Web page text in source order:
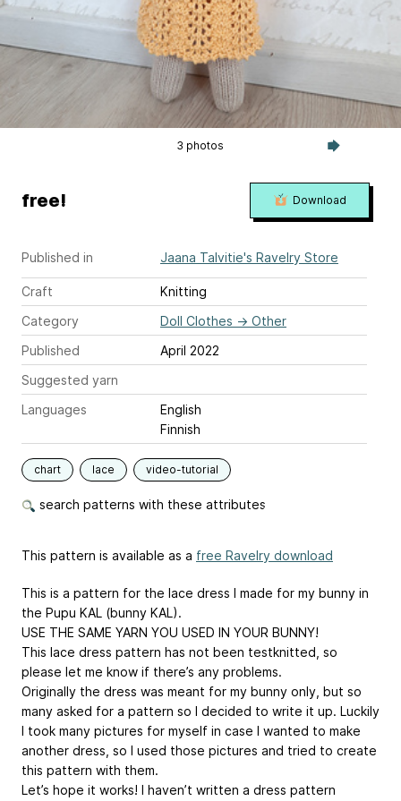
3 photos
Published in Jaana Talvitie's Ravelry Store
Craft
Knitting
Category
Doll Clothes → Other
Published
April 2022
Suggested yarn
Languages
English
Finnish
chart lace video-tutorial
search patterns with these attributes
free! Download
This pattern is available as a free Ravelry download
This is a pattern for the lace dress I made for my bunny in
the Pupu KAL (bunny KAL).
USE THE SAME YARN YOU USED IN YOUR BUNNY!
This lace dress pattern has not been testknitted, so
please let me know if there’s any problems.
Originally the dress was meant for my bunny only, but so
many asked for a pattern so I decided to write it up. Luckily
I took many pictures for myself in case I wanted to make
another dress, so I used those pictures and tried to create
this pattern with them.
Let’s hope it works! I haven’t written a dress pattern